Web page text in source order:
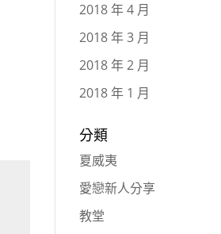
2018 年 4 月
2018 年 3 月
2018 年 2 月
2018 年 1 月
分類
夏威夷
愛戀新人分享
教堂